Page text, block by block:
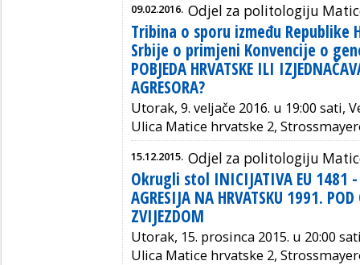
09.02.2016. Odjel za politologiju
Tribina o sporu između Republike
Srbije o primjeni Konvencije o
POBJEDA HRVATSKE ILI
AGRESORA?
Utorak, 9. veljače 2016. u 19:00 sati,
Ulica Matice hrvatske 2,
15.12.2015. Odjel za politologiju
Okrugli stol INICIJATIVA EU 1481
AGRESIJA NA HRVATSKU 1991. POD
ZVIJEZDOM
Utorak, 15. prosinca 2015. u 20:00
Ulica Matice hrvatske 2,